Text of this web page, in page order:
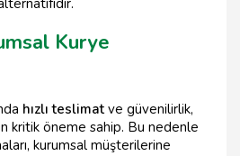
Kurye
hızlı teslimat ve güvenilirlik,
kritik öneme sahip. Bu nedenle
kurumsal müşterilerine